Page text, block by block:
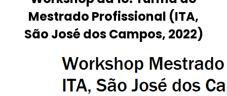
Mestrado Profissional (ITA,
São José dos Campos, 2022)